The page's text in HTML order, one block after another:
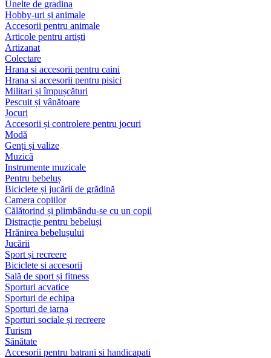
Unelte de gradina
Hobby-uri și animale
Accesorii pentru animale
Articole pentru artiști
Artizanat
Colectare
Hrana si accesorii pentru caini
Hrana si accesorii pentru pisici
Militari și împușcături
Pescuit și vânătoare
Jocuri
Accesorii și controlere pentru jocuri
Modă
Genți și valize
Muzică
Instrumente muzicale
Pentru bebeluș
Biciclete și jucării de grădină
Camera copiilor
Călătorind și plimbându-se cu un copil
Distracție pentru bebeluși
Hrănirea bebelușului
Jucării
Sport și recreere
Biciclete si accesorii
Sală de sport și fitness
Sporturi acvatice
Sporturi de echipa
Sporturi de iarna
Sporturi sociale și recreere
Turism
Sănătate
Accesorii pentru batrani si handicapati